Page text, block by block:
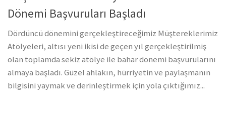
Dönemi Başvuruları Başladı
Dördüncü dönemini gerçekleştireceğimiz Müştereklerimiz
Atölyeleri, altısı yeni ikisi de geçen yıl gerçekleştirilmiş
olan toplamda sekiz atölye ile bahar dönemi başvurularını
almaya başladı. Güzel ahlakın, hürriyetin ve paylaşmanın
bilgisini yaymak ve derinleştirmek için yola çıktığımız...